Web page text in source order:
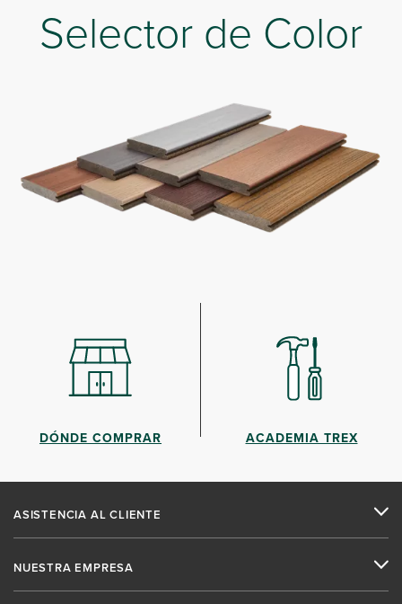
Selector de Color
DÓNDE COMPRAR ACADEMIA TREX
ASISTENCIA AL CLIENTE
NUESTRA EMPRESA